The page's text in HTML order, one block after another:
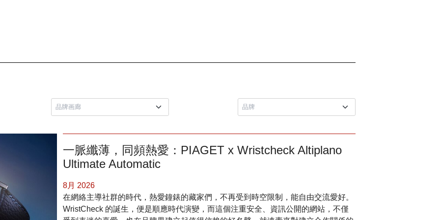
一脈纖薄，同頻熱愛：PIAGET x Wristcheck Altiplano
Ultimate Automatic
8月 2026
在網絡主導社群的時代，熱愛鐘錶的藏家們，不再受到時空限制，能自由交流愛好。
WristCheck 的誕生，便是順應時代演變，而這個注重安全、資訊公開的網站，不僅